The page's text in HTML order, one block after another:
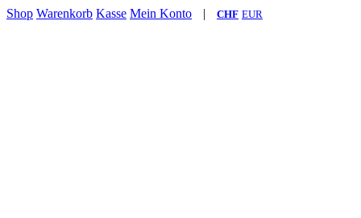
Shop Warenkorb Kasse Mein Konto | CHF EUR